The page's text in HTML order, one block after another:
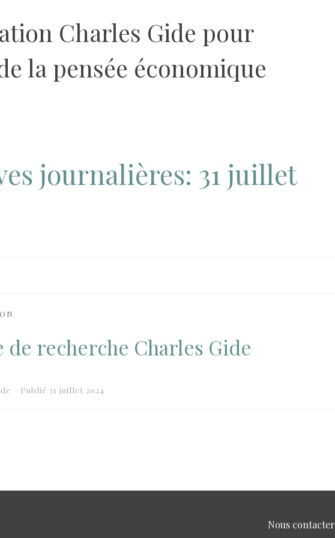
Charles Gide pour
la pensée économique
journalières: 31 juillet
de recherche Charles Gide
Publié 31 juillet 2024
Nous contacter